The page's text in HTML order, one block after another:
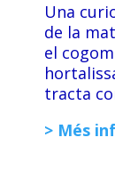
Una
de la
el
tracta
> Més